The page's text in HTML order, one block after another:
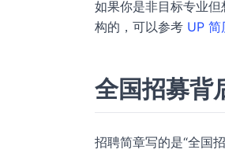
如果你是非目标专业
构的，可以参考 UP 简
全国招募背
招聘简章写的是“全国